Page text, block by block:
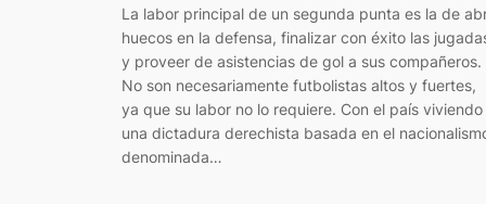
La labor principal de un segunda punta es la de
huecos en la defensa, finalizar con éxito las
y proveer de asistencias de gol a sus compañeros.
No son necesariamente futbolistas altos y fuertes,
ya que su labor no lo requiere. Con el país viviendo
una dictadura derechista basada en el
denominada…